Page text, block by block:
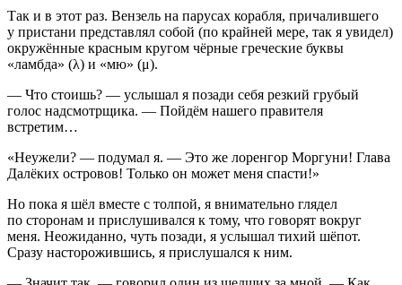
Так и в этот раз. Вензель на парусах корабля, причалившего
у пристани представлял собой (по крайней мере, так я увидел)
окружённые красным кругом чёрные греческие буквы
«ламбда» (λ) и «мю» (μ).
— Что стоишь? — услышал я позади себя резкий грубый
голос надсмотрщика. — Пойдём нашего правителя
встретим…
«Неужели? — подумал я. — Это же лоренгор Моргуни! Глава
Далёких островов! Только он может меня спасти!»
Но пока я шёл вместе с толпой, я внимательно глядел
по сторонам и прислушивался к тому, что говорят вокруг
меня. Неожиданно, чуть позади, я услышал тихий шёпот.
Сразу насторожившись, я прислушался к ним.